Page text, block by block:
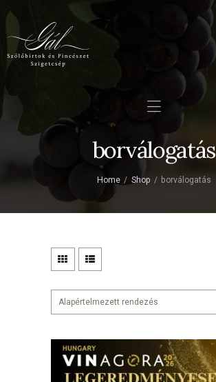
borválogatás
Home Shop borválogatás
Rólunk
Birtokaink
Kapcsolat